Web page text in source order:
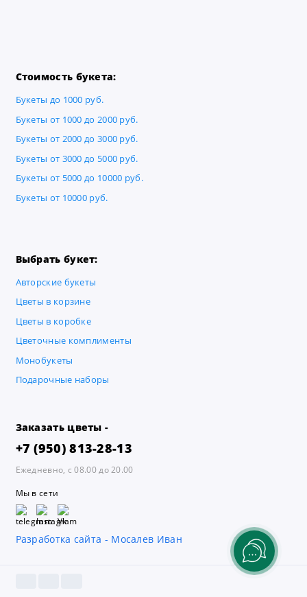
Стоимость букета:
Букеты до 1000 руб.
Букеты от 1000 до 2000 руб.
Букеты от 2000 до 3000 руб.
Букеты от 3000 до 5000 руб.
Букеты от 5000 до 10000 руб.
Букеты от 10000 руб.
Выбрать букет:
Авторские букеты
Цветы в корзине
Цветы в коробке
Цветочные комплименты
Монобукеты
Подарочные наборы
Заказать цветы -
+7 (950) 813-28-13
Ежедневно, с 08.00 до 20.00
Мы в сети
Разработка сайта - Мосалев Иван